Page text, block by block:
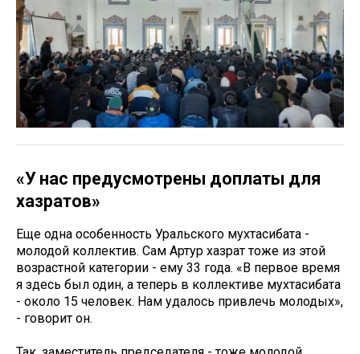
«У нас предусмотрены доплаты для
хазратов»
Еще одна особенность Уральского мухтасибата -
молодой коллектив. Сам Артур хазрат тоже из этой
возрастной категории - ему 33 года. «В первое время
я здесь был один, а теперь в коллективе мухтасибата
- около 15 человек. Нам удалось привлечь молодых»,
- говорит он.